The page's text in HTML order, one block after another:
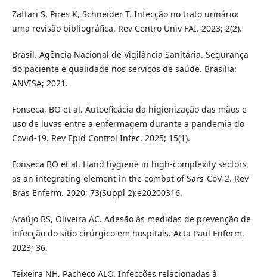
Zaffari S, Pires K, Schneider T. Infecção no trato urinário:
uma revisão bibliográfica. Rev Centro Univ FAI. 2023; 2(2).
Brasil. Agência Nacional de Vigilância Sanitária. Segurança
do paciente e qualidade nos serviços de saúde. Brasília:
ANVISA; 2021.
Fonseca, BO et al. Autoeficácia da higienização das mãos e
uso de luvas entre a enfermagem durante a pandemia do
Covid-19. Rev Epid Control Infec. 2025; 15(1).
Fonseca BO et al. Hand hygiene in high-complexity sectors
as an integrating element in the combat of Sars-CoV-2. Rev
Bras Enferm. 2020; 73(Suppl 2):e20200316.
Araújo BS, Oliveira AC. Adesão às medidas de prevenção de
infecção do sítio cirúrgico em hospitais. Acta Paul Enferm.
2023; 36.
Teixeira NH, Pacheco ALO. Infecções relacionadas à